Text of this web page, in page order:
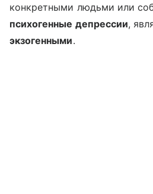
конкретными людьми или
психогенные депрессии,
экзогенными.